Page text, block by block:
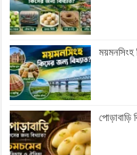
ময়মনসিংহ
পোড়াবাড়ি